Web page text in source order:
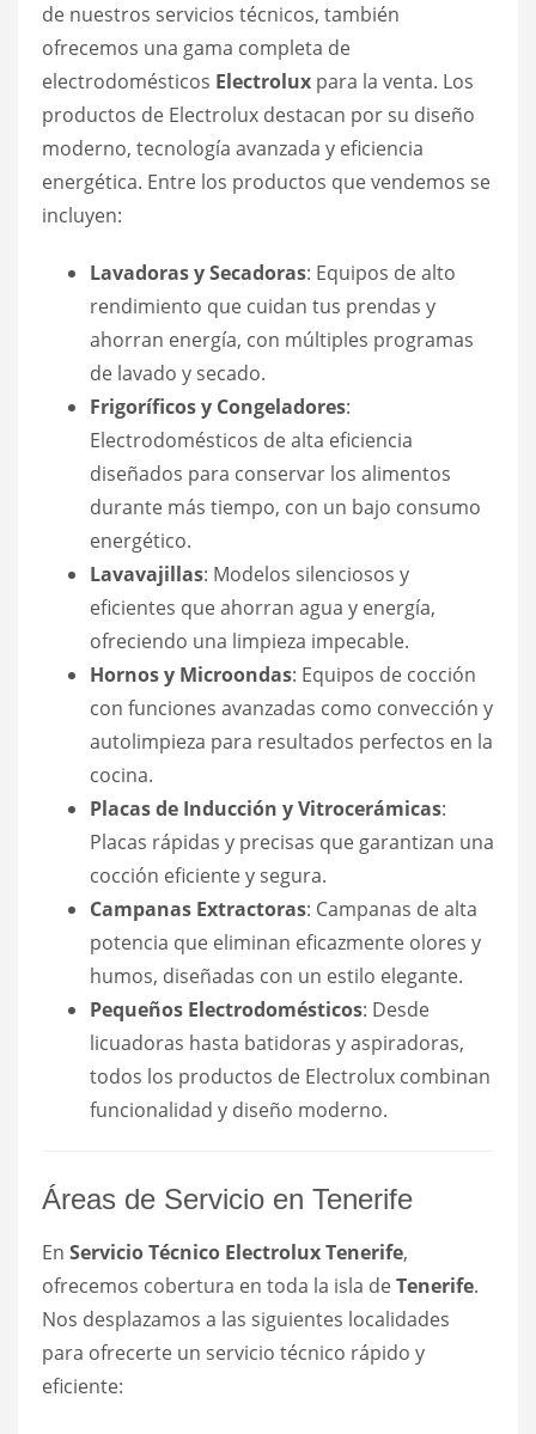
de nuestros servicios técnicos, también
ofrecemos una gama completa de
electrodomésticos Electrolux para la venta. Los
productos de Electrolux destacan por su diseño
moderno, tecnología avanzada y eficiencia
energética. Entre los productos que vendemos se
incluyen:
Lavadoras y Secadoras: Equipos de alto
rendimiento que cuidan tus prendas y
ahorran energía, con múltiples programas
de lavado y secado.
Frigoríficos y Congeladores:
Electrodomésticos de alta eficiencia
diseñados para conservar los alimentos
durante más tiempo, con un bajo consumo
energético.
Lavavajillas: Modelos silenciosos y
eficientes que ahorran agua y energía,
ofreciendo una limpieza impecable.
Hornos y Microondas: Equipos de cocción
con funciones avanzadas como convección y
autolimpieza para resultados perfectos en la
cocina.
Placas de Inducción y Vitrocerámicas:
Placas rápidas y precisas que garantizan una
cocción eficiente y segura.
Campanas Extractoras: Campanas de alta
potencia que eliminan eficazmente olores y
humos, diseñadas con un estilo elegante.
Pequeños Electrodomésticos: Desde
licuadoras hasta batidoras y aspiradoras,
todos los productos de Electrolux combinan
funcionalidad y diseño moderno.
Áreas de Servicio en Tenerife
En Servicio Técnico Electrolux Tenerife,
ofrecemos cobertura en toda la isla deTenerife.
Nos desplazamos a las siguientes localidades
para ofrecerte un servicio técnico rápido y
eficiente: